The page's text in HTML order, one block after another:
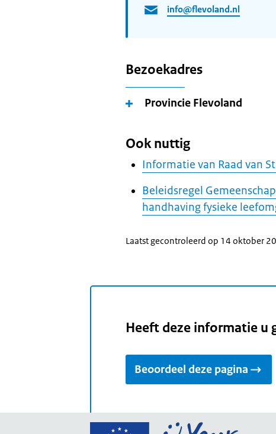
info@flevoland.nl
Bezoekadres
Provincie Flevoland
Ook nuttig
Informatie van Raad van
Beleidsregel
handhaving fysieke
Laatst gecontroleerd op 14 oktober
Heeft deze informatie u
Beoordeel deze pagina
Ga